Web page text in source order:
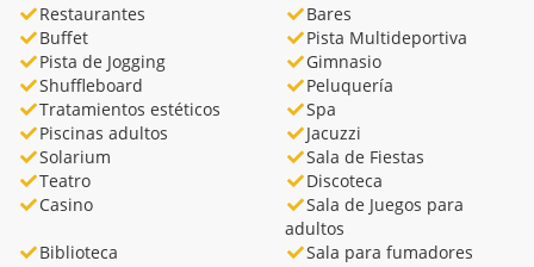
Restaurantes
Bares
Buffet
Pista Multideportiva
Pista de Jogging
Gimnasio
Shuffleboard
Peluquería
Tratamientos estéticos
Spa
Piscinas adultos
Jacuzzi
Solarium
Sala de Fiestas
Teatro
Discoteca
Casino
Sala de Juegos para
adultos
Biblioteca
Sala para fumadores